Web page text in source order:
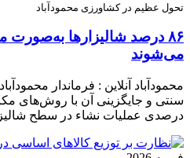
تحول عظیم در کشاورزی محمودآباد
۸۶ درصد شالیزارها به‌صورت
می‌شوند
محمودآباد آنلاین : فرماندار
درصدی عملیات نشاء در سطح